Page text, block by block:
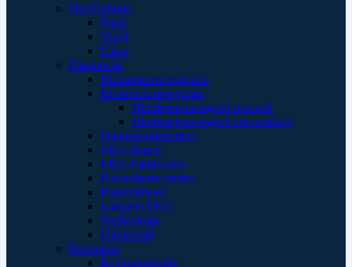
Handschuhe
Nitril
Vinyl
Latex
Diagnostik
Blutzuckermessgeräte
Blutdruckmessgeräte
Blutdruckmessgerät manuell
Blutdruckmessgerät automatisch
Diagnostikleuchten
EKG Papier
EKG Elektroden
Fieberthermometer
Pulsoximeter
Langzeit EKG
Stethoskope
Ultraschall
Beatmung
Beatmungshilfe